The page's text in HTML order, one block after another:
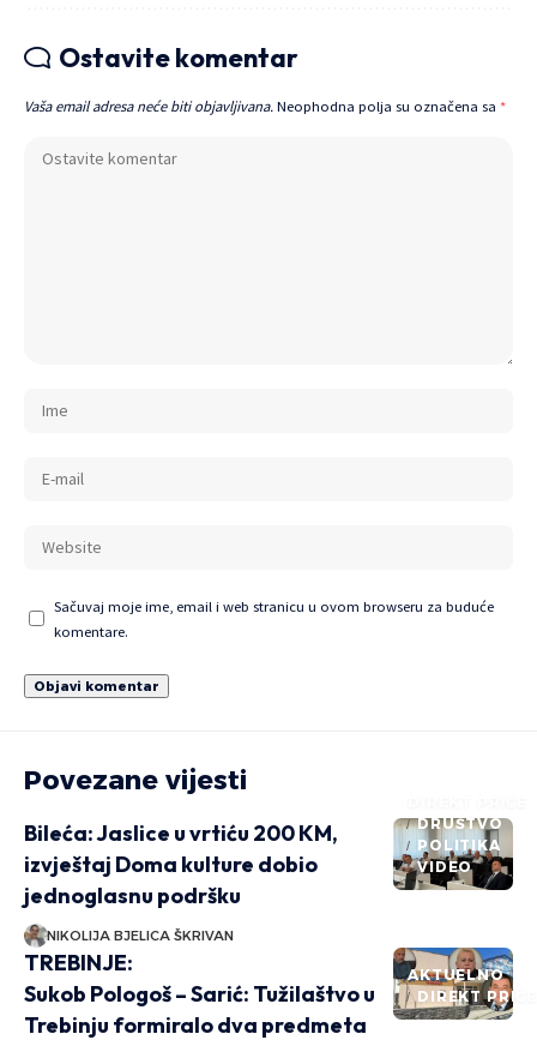
Ostavite komentar
Vaša email adresa neće biti objavljivana. Neophodna polja su označena sa *
Sačuvaj moje ime, email i web stranicu u ovom browseru za buduće
komentare.
Povezane vijesti
DRUŠTVO
POLITIKA
VIDEO
Bileća: Jaslice u vrtiću 200 KM,
izvještaj Doma kulture dobio
jednoglasnu podršku
NIKOLIJA BJELICA ŠKRIVAN
AKTUELNO
DIREKT PRIČE
TREBINJE:
Sukob Pologoš – Sarić: Tužilaštvo u
Trebinju formiralo dva predmeta